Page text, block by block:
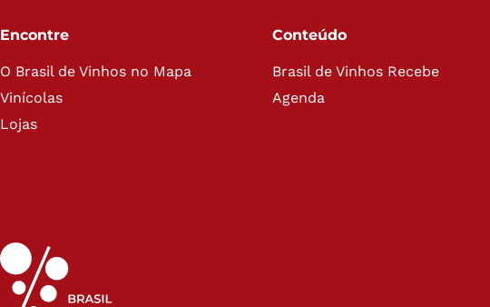
Encontre
O Brasil de Vinhos no Mapa
Vinícolas
Lojas
Conteúdo
Brasil de Vinhos Recebe
Agenda